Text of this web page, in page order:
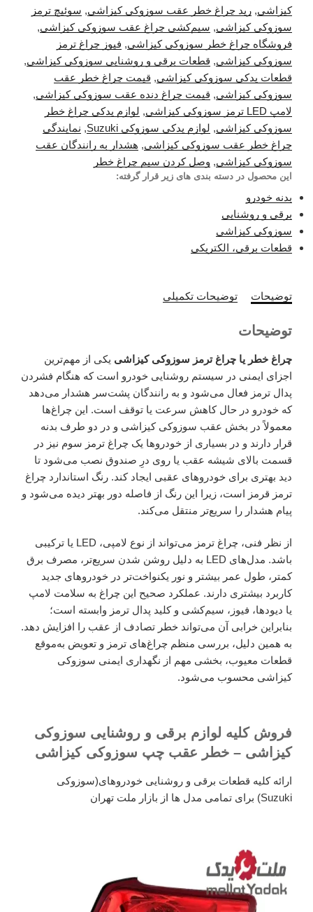
کیزاشی, رید چراغ خطر عقب سوزوکی کیزاشی, سوئیچ ترمز
سوزوکی کیزاشی, سیم‌کشی چراغ عقب سوزوکی کیزاشی,
فروشگاه چراغ خطر سوزوکی کیزاشی, فیوز چراغ ترمز
سوزوکی کیزاشی, قطعات برقی و روشنایی سوزوکی کیزاشی,
قطعات یدکی سوزوکی کیزاشی, قیمت چراغ خطر عقب
سوزوکی کیزاشی, قیمت چراغ دنده عقب سوزوکی کیزاشی,
لامپ LED ترمز سوزوکی کیزاشی
, لوازم یدکی چراغ خطر
سوزوکی کیزاشی, لوازم یدکی سوزوکی Suzuki , نمایندگی
چراغ خطر عقب سوزوکی کیزاشی, هشدار به رانندگان عقب
سوزوکی کیزاشی, وصل کردن سیم چراغ خطر
این محصول در دسته بندی های زیر قرار گرفته:
بدنه خودرو
برقی و روشنایی
سوزوکی کیزاشی
قطعات برقی، الکتریکی
توضیحات توضیحات تکمیلی
توضیحات
چراغ خطر یا چراغ ترمز سوزوکی کیزاشی یکی از مهم‌ترین
اجزای ایمنی در سیستم روشنایی خودرو است که هنگام فشردن
پدال ترمز فعال می‌شود و به رانندگان پشت‌سر هشدار می‌دهد
که خودرو در حال کاهش سرعت یا توقف است. این چراغ‌ها
معمولاً در بخش عقب سوزوکی کیزاشی و در دو طرف بدنه
قرار دارند و در بسیاری از خودروها یک چراغ ترمز سوم نیز در
قسمت بالای شیشه عقب یا روی درِ صندوق نصب می‌شود تا
دید بهتری برای خودروهای عقبی ایجاد کند. رنگ استاندارد چراغ
ترمز قرمز است، زیرا این رنگ از فاصله دور بهتر دیده می‌شود و
پیام هشدار را سریع‌تر منتقل می‌کند.
از نظر فنی، چراغ ترمز می‌تواند از نوع لامپی، LED یا ترکیبی
باشد. مدل‌های LED به دلیل روشن شدن سریع‌تر، مصرف برق
کمتر، طول عمر بیشتر و نور یکنواخت‌تر در خودروهای جدید
کاربرد بیشتری دارند. عملکرد صحیح این چراغ به سلامت لامپ
یا دیودها، فیوز، سیم‌کشی و کلید پدال ترمز وابسته است؛
بنابراین خرابی آن می‌تواند خطر تصادف از عقب را افزایش دهد.
به همین دلیل، بررسی منظم چراغ‌های ترمز و تعویض به‌موقع
قطعات معیوب، بخشی مهم از نگهداری ایمنی سوزوکی
کیزاشی محسوب می‌شود.
فروش کلیه لوازم برقی و روشنایی سوزوکی
کیزاشی – خطر عقب چپ سوزوکی کیزاشی
ارائه کلیه قطعات برقی و روشنایی خودروهای(سوزوکی
Suzuki) برای تمامی مدل ها از بازار ملت تهران